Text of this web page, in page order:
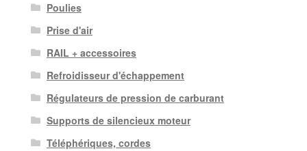
Poulies
Prise d'air
RAIL + accessoires
Refroidisseur d'échappement
Régulateurs de pression de carburant
Supports de silencieux moteur
Téléphériques, cordes